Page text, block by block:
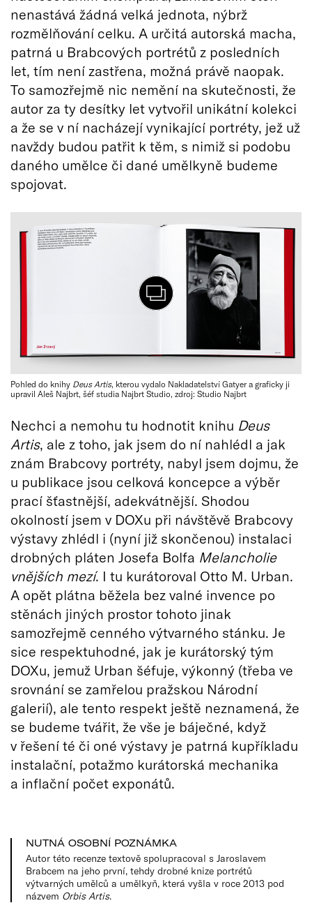
nenastává žádná velká jednota, nýbrž
rozmělňování celku. A určitá autorská macha,
patrná u Brabcových portrétů z posledních
let, tím není zastřena, možná právě naopak.
To samozřejmě nic nemění na skutečnosti, že
autor za ty desítky let vytvořil unikátní kolekci
a že se v ní nacházejí vynikající portréty, jež už
navždy budou patřit k těm, s nimiž si podobu
daného umělce či dané umělkyně budeme
spojovat.
Pohled do knihy Deus Artis, kterou vydalo Nakladatelství Gatyer a graficky ji
upravil Aleš Najbrt, šéf studia Najbrt Studio, zdroj: Studio Najbrt
Nechci a nemohu tu hodnotit knihu Deus
Artis, ale z toho, jak jsem do ní nahlédl a jak
znám Brabcovy portréty, nabyl jsem dojmu, že
u publikace jsou celková koncepce a výběr
prací šťastnější, adekvátnější. Shodou
okolností jsem v DOXu při návštěvě Brabcovy
výstavy zhlédl i (nyní již skončenou) instalaci
drobných pláten Josefa Bolfa Melancholie
vnějších mezí. I tu kurátoroval Otto M. Urban.
A opět plátna běžela bez valné invence po
stěnách jiných prostor tohoto jinak
samozřejmě cenného výtvarného stánku. Je
sice respektuhodné, jak je kurátorský tým
DOXu, jemuž Urban šéfuje, výkonný (třeba ve
srovnání se zamřelou pražskou Národní
galerií), ale tento respekt ještě neznamená, že
se budeme tvářit, že vše je báječné, když
v řešení té či oné výstavy je patrná kupříkladu
instalační, potažmo kurátorská mechanika
a inflační počet exponátů.
NUTNÁ OSOBNÍ POZNÁMKA
Autor této recenze textově spolupracoval s Jaroslavem
Brabcem na jeho první, tehdy drobné knize portrétů
výtvarných umělců a umělkyň, která vyšla v roce 2013 pod
názvem Orbis Artis.